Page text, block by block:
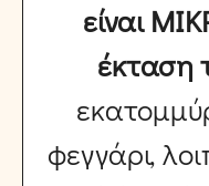
είναι
έκταση
φεγγάρι,